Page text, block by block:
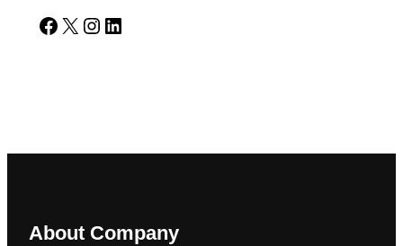
Facebook X Instagram LinkedIn
About Company